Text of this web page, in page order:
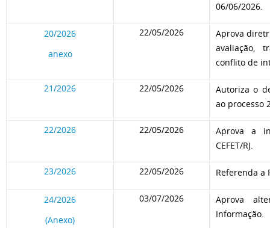
06/06/2026.
20/2026
anexo
22/05/2026
Aprova
avaliação,
conflito de
21/2026 22/05/2026
Autoriza o
ao processo
22/2026 22/05/2026
Aprova a
CEFET/RJ.
23/2026 22/05/2026 Referenda a
24/2026
(Anexo)
03/07/2026
Aprova
Informação.